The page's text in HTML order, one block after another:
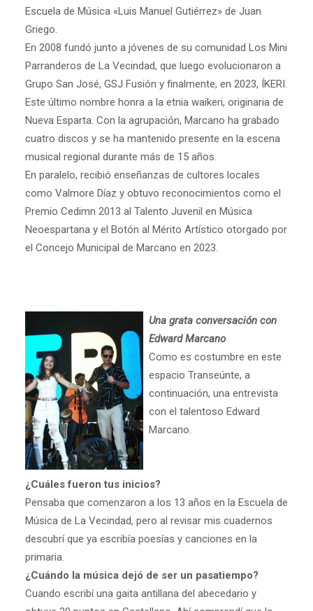
Escuela de Música «Luis Manuel Gutiérrez» de Juan
Griego.
En 2008 fundó junto a jóvenes de su comunidad Los Mini
Parranderos de La Vecindad, que luego evolucionaron a
Grupo San José, GSJ Fusión y finalmente, en 2023, ÍKERI.
Este último nombre honra a la etnia waikeri, originaria de
Nueva Esparta. Con la agrupación, Marcano ha grabado
cuatro discos y se ha mantenido presente en la escena
musical regional durante más de 15 años.
En paralelo, recibió enseñanzas de cultores locales
como Valmore Díaz y obtuvo reconocimientos como el
Premio Cedimn 2013 al Talento Juvenil en Música
Neoespartana y el Botón al Mérito Artístico otorgado por
el Concejo Municipal de Marcano en 2023.
Una grata conversación con
Edward Marcano
Como es costumbre en este
espacio Transeúnte, a
continuación, una entrevista
con el talentoso Edward
Marcano.
¿Cuáles fueron tus inicios?
Pensaba que comenzaron a los 13 años en la Escuela de
Música de La Vecindad, pero al revisar mis cuadernos
descubrí que ya escribía poesías y canciones en la
primaria.
¿Cuándo la música dejó de ser un pasatiempo?
Cuando escribí una gaita antillana del abecedario y